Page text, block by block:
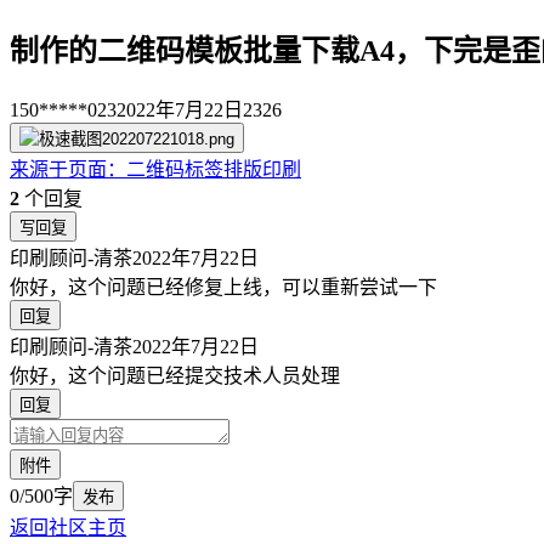
制作的二维码模板批量下载A4，下完是
150*****0232022年7月22日 2326
来源于页面 ： 二维码标签排版印刷
2 个回复
写回复
印刷顾问-清茶2022年7月22日
你好，这个问题已经修复上线，可以重新尝试一下
回复
印刷顾问-清茶2022年7月22日
你好，这个问题已经提交技术人员处理
回复
附件
0/500字 发布
返回社区主页